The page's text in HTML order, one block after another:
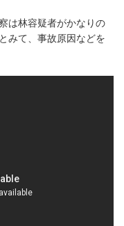
は林容疑者がかなりの
みて、事故原因などを